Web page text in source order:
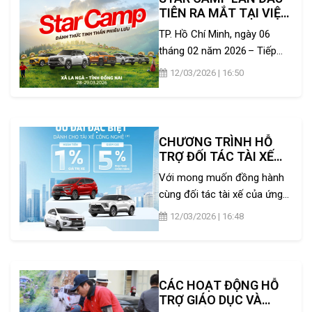
cao cấp, không gian nội thất
TIÊN RA MẮT TẠI VIỆT
NAM – SÂN CHƠI DÃ
NGOẠI DÀNH RIÊNG
CHO CHỦ XE
MITSUBISHI
TP. Hồ Chí Minh, ngày 06
tháng 02 năm 2026 – Tiếp
nối hành trình hơn 30 năm tại
ngày hội dã ngoại quy mô lớn
dành riêng cho cộng động ...
12/03/2026 | 16:50
CHƯƠNG TRÌNH HỖ
TRỢ ĐỐI TÁC TÀI XẾ
GRAB, BE
Với mong muốn đồng hành
cùng đối tác tài xế của ứng
dụng đặt xe công nghệ Grab
thông báo chương trình hỗ
trợ đặc biệt, giúp khách hàng
12/03/2026 | 16:48
CÁC HOẠT ĐỘNG HỖ
TRỢ GIÁO DỤC VÀ